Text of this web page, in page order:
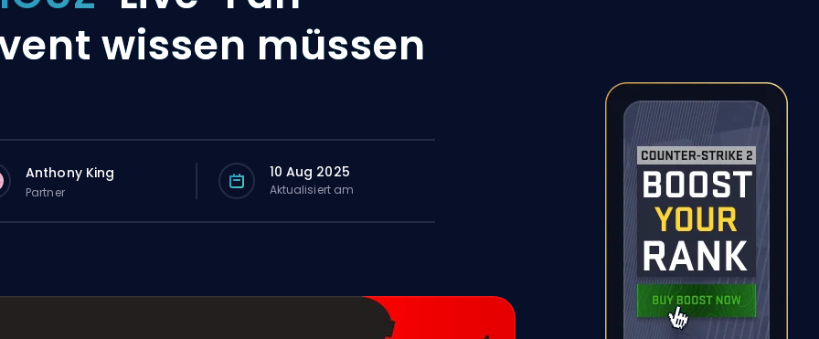
wissen müssen
Anthony King
Partner
10 Aug 2025
Aktualisiert am